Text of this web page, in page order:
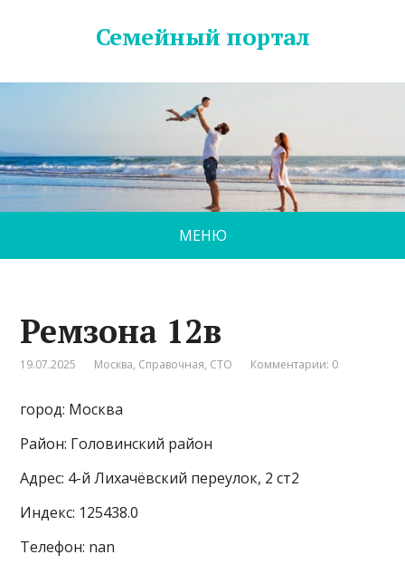
Семейный портал
МЕНЮ
Ремзона 12в
19.07.2025 Москва, Справочная, СТО Комментарии: 0
город: Москва
Район: Головинский район
Адрес: 4-й Лихачёвский переулок, 2 ст2
Индекс: 125438.0
Телефон: nan